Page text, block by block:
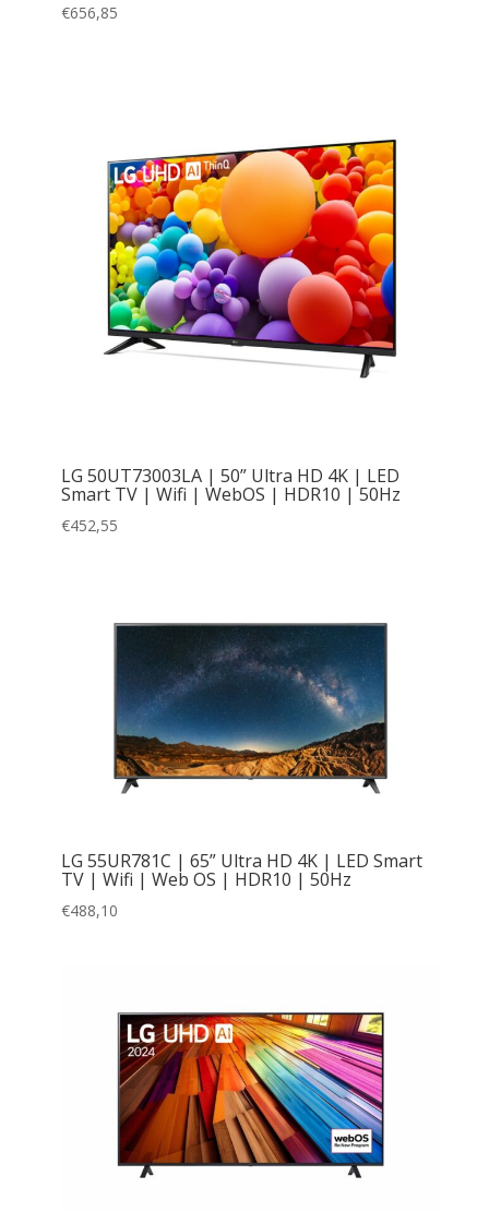
€656,85
LG 50UT73003LA | 50” Ultra HD 4K | LED
Smart TV | Wifi | WebOS | HDR10 | 50Hz
€452,55
LG 55UR781C | 65” Ultra HD 4K | LED Smart
TV | Wifi | Web OS | HDR10 | 50Hz
€488,10